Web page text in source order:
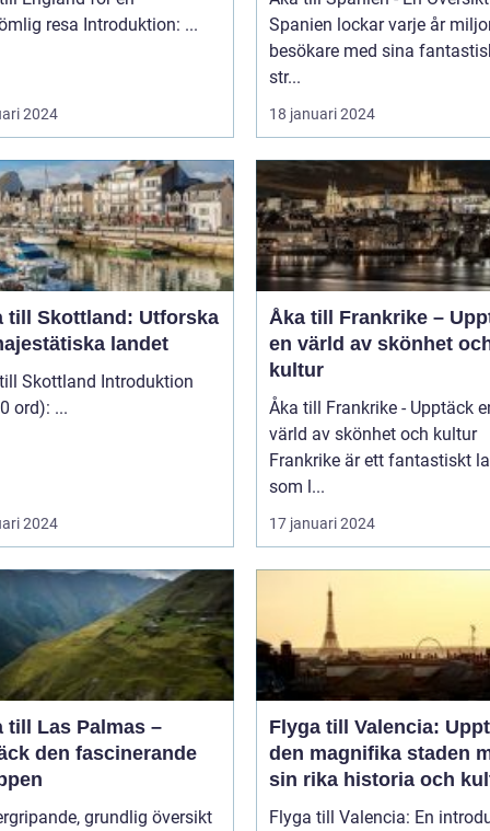
oförglömlig resa Introduktion: ...
2024
Spanien lockar varje år
besökare med sina
str...
18 januari 2024
till Skottland: Utforska
landet
Introduktion
(ca 200 ord): ...
2024
Åka till Frankrike –
en värld av skönhet
kultur
Åka till Frankrike - Upptäck
värld av skönhet och kultur
Frankrike är ett fantastiskt
som l...
17 januari 2024
till Las Palmas –
den fascinerande
grundlig översikt
Flyga till Valencia:
den magnifika staden
sin rika historia och
Flyga till Valencia: En